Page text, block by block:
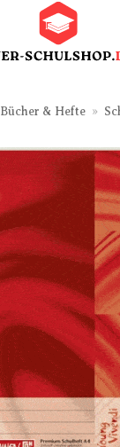
Bücher & Hefte »